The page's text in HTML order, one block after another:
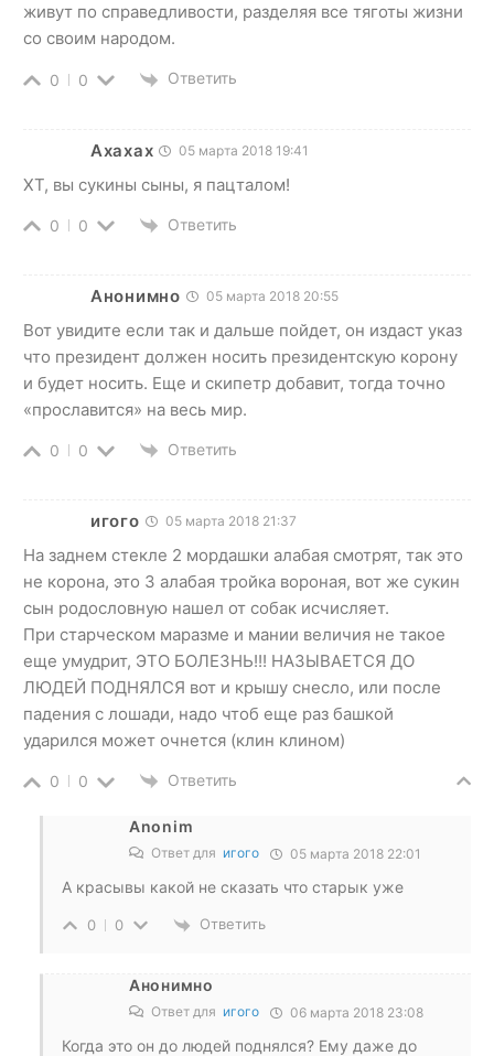
живут по справедливости, разделяя все тяготы жизни
со своим народом.
0 0 Ответить
Ахахах 05 марта 2018 19:41
ХТ, вы сукины сыны, я пацталом!
0 0 Ответить
Анонимно 05 марта 2018 20:55
Вот увидите если так и дальше пойдет, он издаст указ
что президент должен носить президентскую корону
и будет носить. Еще и скипетр добавит, тогда точно
«прославится» на весь мир.
0 0 Ответить
игого 05 марта 2018 21:37
На заднем стекле 2 мордашки алабая смотрят, так это
не корона, это 3 алабая тройка вороная, вот же сукин
сын родословную нашел от собак исчисляет.
При старческом маразме и мании величия не такое
еще умудрит, ЭТО БОЛЕЗНЬ!!! НАЗЫВАЕТСЯ ДО
ЛЮДЕЙ ПОДНЯЛСЯ вот и крышу снесло, или после
падения с лошади, надо чтоб еще раз башкой
ударился может очнется (клин клином)
0 0 Ответить
Anonim
Ответ для игого 05 марта 2018 22:01
A красывы какой не сказать что старык уже
0 0 Ответить
Анонимно
Ответ для игого 06 марта 2018 23:08
Когда это он до людей поднялся? Ему даже до